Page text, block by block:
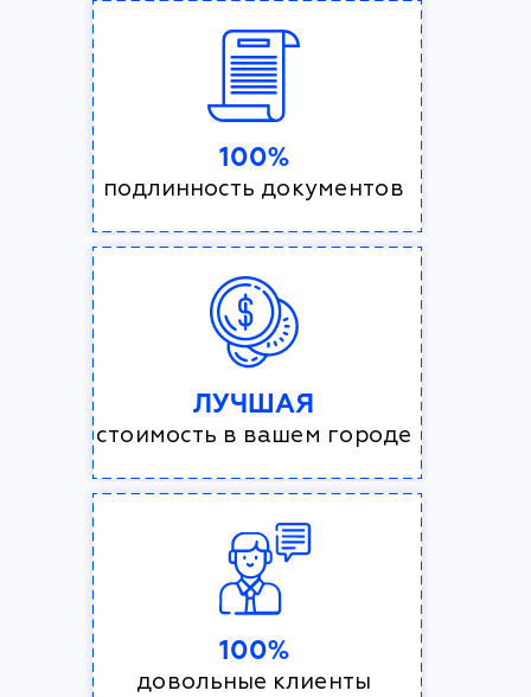
100%
подлинность документов
ЛУЧШАЯ
стоимость в вашем городе
100%
довольные клиенты